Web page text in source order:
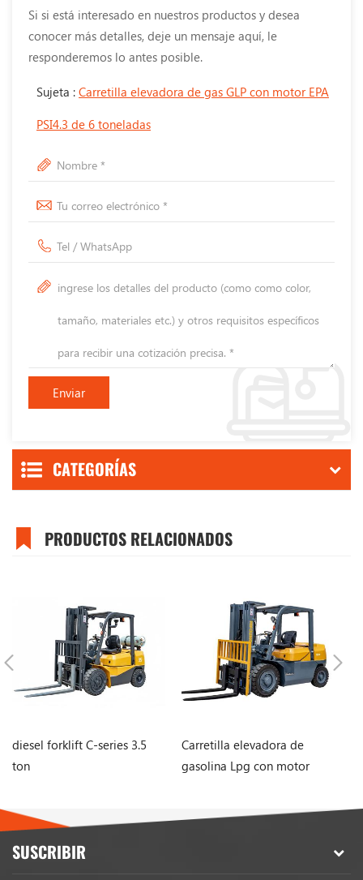
Si si está interesado en nuestros productos y desea
conocer más detalles, deje un mensaje aquí, le
responderemos lo antes posible.
Sujeta : Carretilla elevadora de gas GLP con motor EPA
PSI4.3 de 6 toneladas
CATEGORÍAS
PRODUCTOS RELACIONADOS
diesel forklift C-series 3.5
ton
Carretilla elevadora de
gasolina Lpg con motor
2500 kg con mástil de 3
SUSCRIBIR